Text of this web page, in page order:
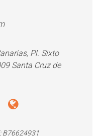
Pl. Sixto
Santa Cruz de
B76624931